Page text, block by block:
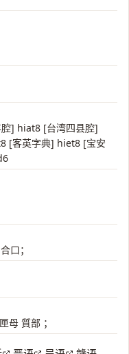
] hiat8 [台湾四县腔]
[客英字典] hiet8 [宝安
口；
母 質部 ；